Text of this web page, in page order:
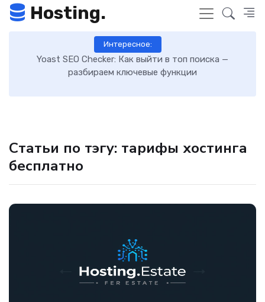
Hosting.
Интересное:
Yoast SEO Checker: Как выйти в топ поиска —
разбираем ключевые функции
Статьи по тэгу: тарифы хостинга
бесплатно